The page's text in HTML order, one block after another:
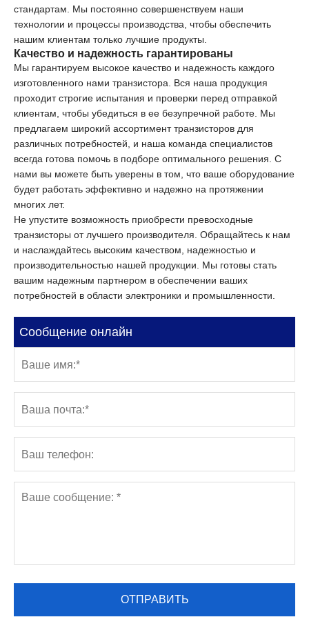
стандартам. Мы постоянно совершенствуем наши
технологии и процессы производства, чтобы обеспечить
нашим клиентам только лучшие продукты.
Качество и надежность гарантированы
Мы гарантируем высокое качество и надежность каждого
изготовленного нами транзистора. Вся наша продукция
проходит строгие испытания и проверки перед отправкой
клиентам, чтобы убедиться в ее безупречной работе. Мы
предлагаем широкий ассортимент транзисторов для
различных потребностей, и наша команда специалистов
всегда готова помочь в подборе оптимального решения. С
нами вы можете быть уверены в том, что ваше оборудование
будет работать эффективно и надежно на протяжении
многих лет.
Не упустите возможность приобрести превосходные
транзисторы от лучшего производителя. Обращайтесь к нам
и наслаждайтесь высоким качеством, надежностью и
производительностью нашей продукции. Мы готовы стать
вашим надежным партнером в обеспечении ваших
потребностей в области электроники и промышленности.
Сообщение онлайн